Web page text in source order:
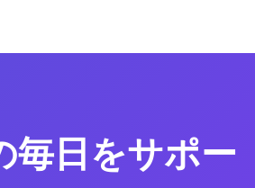
毎日をサポー